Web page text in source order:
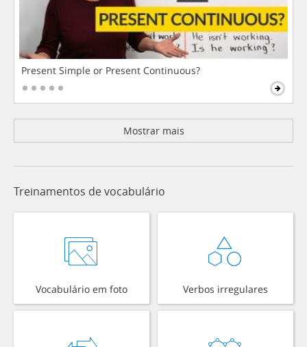
Present Simple or Present Continuous?
Mostrar mais
Treinamentos de vocabulário
Vocabulário em foto Verbos irregulares